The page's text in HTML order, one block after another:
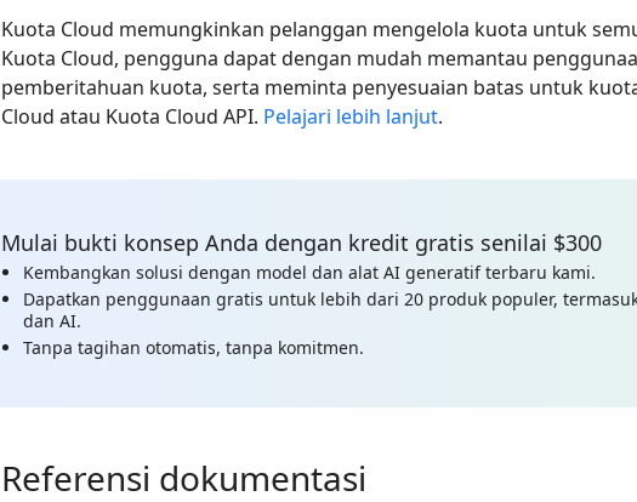
Kuota Cloud memungkinkan pelanggan mengelola kuota untuk
Kuota Cloud, pengguna dapat dengan mudah memantau
pemberitahuan kuota, serta meminta penyesuaian batas untuk
Cloud atau Kuota Cloud API. Pelajari lebih lanjut.
Mulai bukti konsep Anda dengan kredit gratis senilai $300
Kembangkan solusi dengan model dan alat AI generatif terbaru kami.
Dapatkan penggunaan gratis untuk lebih dari 20 produk populer,
dan AI.
Tanpa tagihan otomatis, tanpa komitmen.
Referensi dokumentasi